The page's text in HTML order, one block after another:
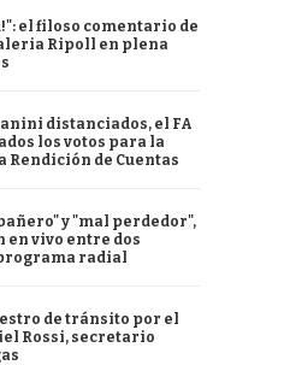
el filoso comentario de
Ripoll en plena
distanciados, el FA
los votos para la
Rendición de Cuentas
y "mal perdedor",
vivo entre dos
radial
de tránsito por el
Rossi, secretario